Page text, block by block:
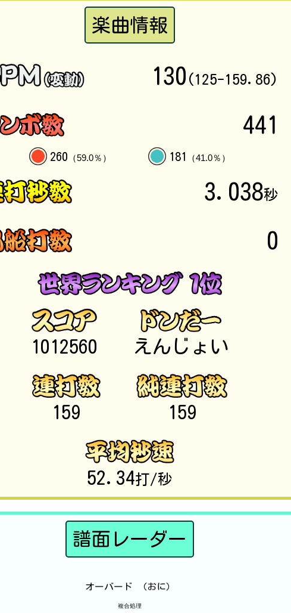
楽曲情報
130 (125-159.86)
441
260 （59.0％） 181 （41.0％）
3.038秒
0
1012560 えんじょい
159 159
52.34打/秒
譜面レーダー